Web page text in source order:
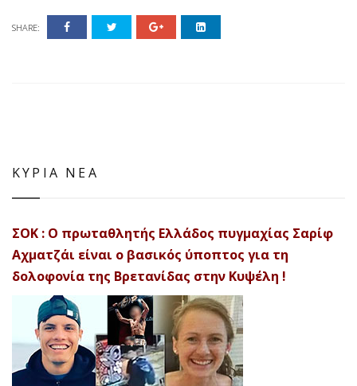
SHARE:
ΚΥΡΙΑ ΝΕΑ
ΣΟΚ : Ο πρωταθλητής Ελλάδος πυγμαχίας Σαρίφ
Αχματζάι είναι ο βασικός ύποπτος για τη
δολοφονία της Βρετανίδας στην Κυψέλη !